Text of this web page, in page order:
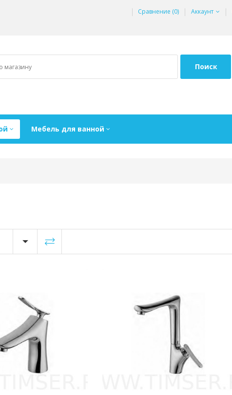
Сравнение (0) Аккаунт
Поиск
Мебель для ванной